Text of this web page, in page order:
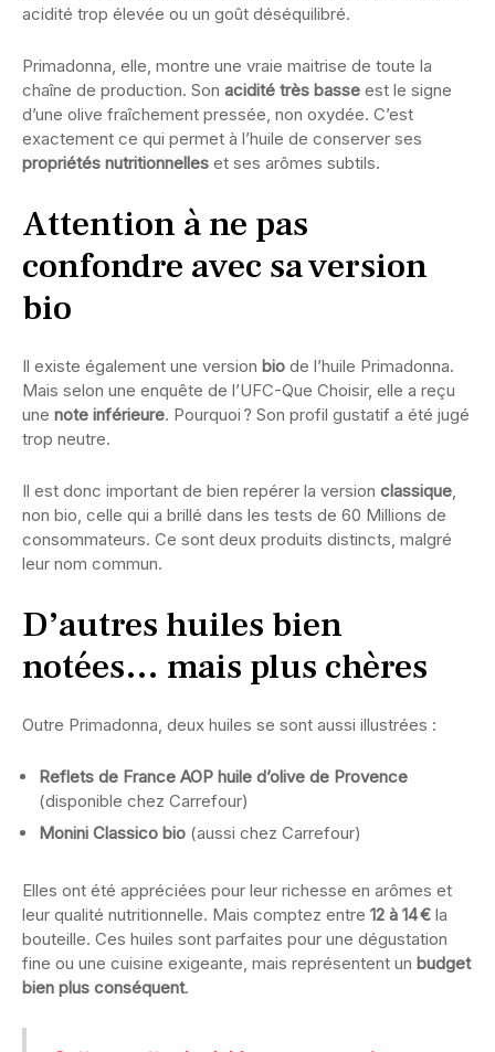
acidité trop élevée ou un goût déséquilibré.
Primadonna, elle, montre une vraie maitrise de toute la
chaîne de production. Son acidité très basse est le signe
d’une olive fraîchement pressée, non oxydée. C’est
exactement ce qui permet à l’huile de conserver ses
propriétés nutritionnelles et ses arômes subtils.
Attention à ne pas
confondre avec sa version
bio
Il existe également une version bio de l’huile Primadonna.
Mais selon une enquête de l’UFC-Que Choisir, elle a reçu
une note inférieure. Pourquoi ? Son profil gustatif a été jugé
trop neutre.
Il est donc important de bien repérer la version classique
non bio, celle qui a brillé dans les tests de 60 Millions de
consommateurs. Ce sont deux produits distincts, malgré
leur nom commun.
D’autres huiles bien
notées… mais plus chères
Outre Primadonna, deux huiles se sont aussi illustrées :
Reflets de France AOP huile d’olive de Provence
(disponible chez Carrefour)
Monini Classico bio (aussi chez Carrefour)
Elles ont été appréciées pour leur richesse en arômes et
leur qualité nutritionnelle. Mais comptez entre 12 à 14 € la
bouteille. Ces huiles sont parfaites pour une dégustation
fine ou une cuisine exigeante, mais représentent un budget
bien plus conséquent.